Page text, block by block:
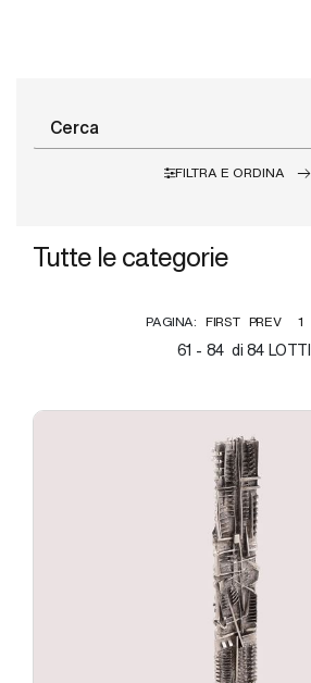
FILTRA E ORDINA
Tutte le categorie
61 - 84 di 84 LOTTI
PAGINA: FIRST PREV 1